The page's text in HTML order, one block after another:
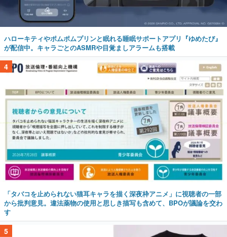
ハローキティやポムポムプリンと眠れる睡眠サポートアプリ『ゆめたび』
が配信中。キャラごとのASMRや目覚ましアラームも搭載
4
「タバコを止められない猫耳キャラを描く深夜枠アニメ」に視聴者の一部
から批判意見。違法薬物の使用と思しき描写も含めて、BPOが議論を交わ
す
5